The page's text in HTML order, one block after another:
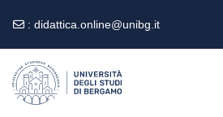
: didattica.online@unibg.it